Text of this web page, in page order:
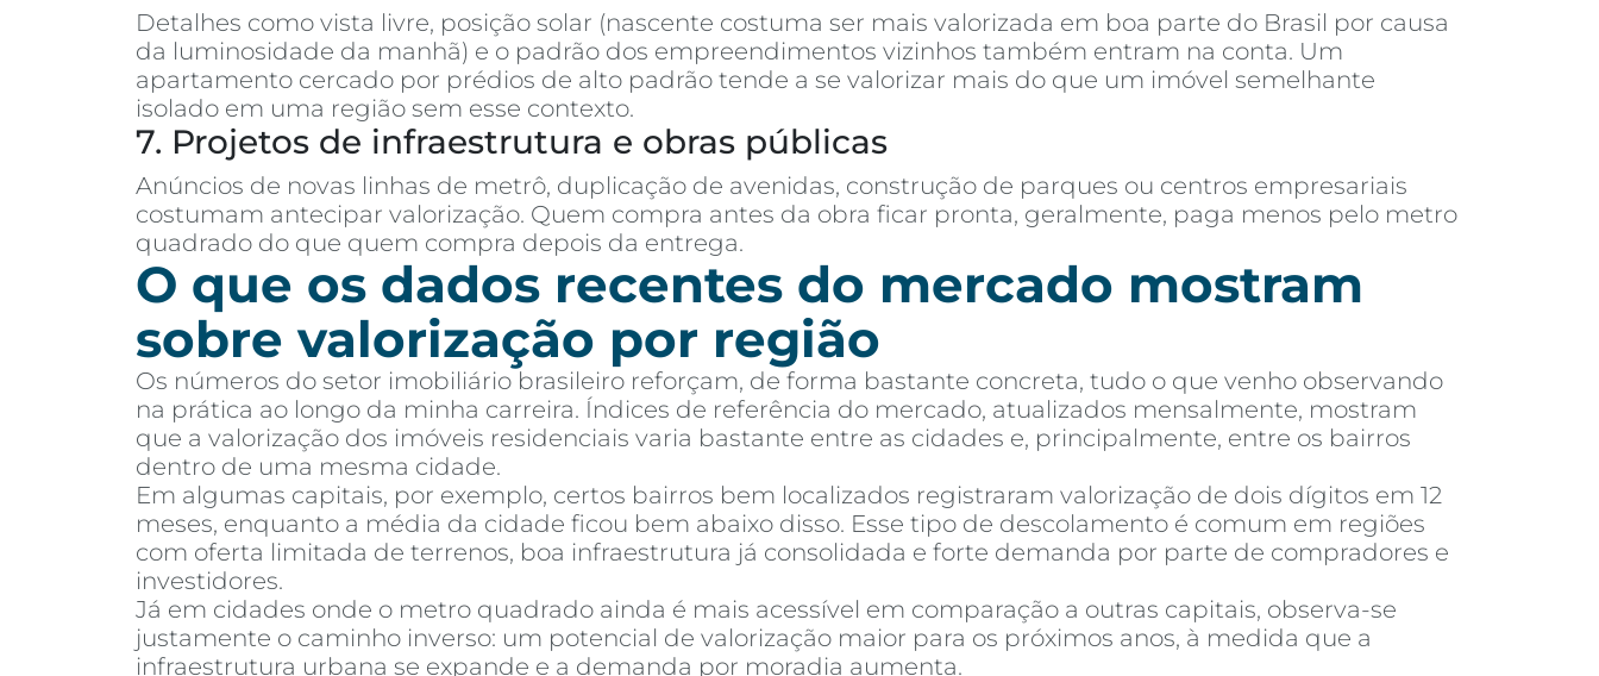
Detalhes como vista livre, posição solar (nascente costuma ser mais valorizada em boa parte do Brasil por causa
da luminosidade da manhã) e o padrão dos empreendimentos vizinhos também entram na conta. Um
apartamento cercado por prédios de alto padrão tende a se valorizar mais do que um imóvel semelhante
isolado em uma região sem esse contexto.
7. Projetos de infraestrutura e obras públicas
Anúncios de novas linhas de metrô, duplicação de avenidas, construção de parques ou centros empresariais
costumam antecipar valorização. Quem compra antes da obra ficar pronta, geralmente, paga menos pelo metro
quadrado do que quem compra depois da entrega.
O que os dados recentes do mercado mostram
sobre valorização por região
Os números do setor imobiliário brasileiro reforçam, de forma bastante concreta, tudo o que venho observando
na prática ao longo da minha carreira. Índices de referência do mercado, atualizados mensalmente, mostram
que a valorização dos imóveis residenciais varia bastante entre as cidades e, principalmente, entre os bairros
dentro de uma mesma cidade.
Em algumas capitais, por exemplo, certos bairros bem localizados registraram valorização de dois dígitos em 12
meses, enquanto a média da cidade ficou bem abaixo disso. Esse tipo de descolamento é comum em regiões
com oferta limitada de terrenos, boa infraestrutura já consolidada e forte demanda por parte de compradores e
investidores.
Já em cidades onde o metro quadrado ainda é mais acessível em comparação a outras capitais, observa-se
justamente o caminho inverso: um potencial de valorização maior para os próximos anos, à medida que a
infraestrutura urbana se expande e a demanda por moradia aumenta.